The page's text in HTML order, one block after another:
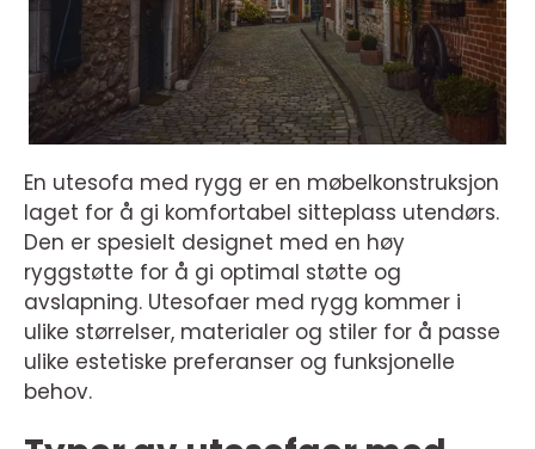
En utesofa med rygg er en møbelkonstruksjon
laget for å gi komfortabel sitteplass utendørs.
Den er spesielt designet med en høy
ryggstøtte for å gi optimal støtte og
avslapning. Utesofaer med rygg kommer i
ulike størrelser, materialer og stiler for å passe
ulike estetiske preferanser og funksjonelle
behov.